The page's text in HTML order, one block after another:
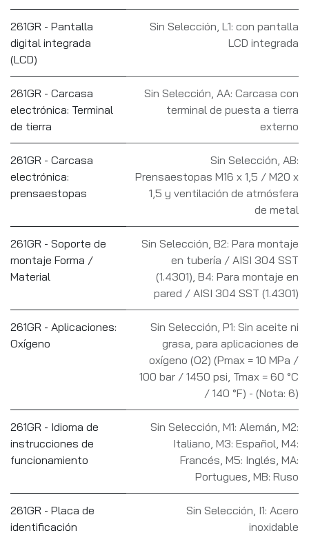
261GR - Pantalla
digital integrada
(LCD)
Sin Selección L1: con pantalla
LCD integrada
261GR - Carcasa
electrónica: Terminal
de tierra
Sin Selección AA: Carcasa con
terminal de puesta a tierra
externo
261GR - Carcasa
electrónica:
prensaestopas
Sin Selección AB:
Prensaestopas M16 x 1,5 / M20 x
1,5 y ventilación de atmósfera
de metal
261GR - Soporte de
montaje Forma /
Material
Sin Selección B2: Para montaje
en tubería / AISI 304 SST
(1.4301) B4: Para montaje en
pared / AISI 304 SST (1.4301)
261GR - Aplicaciones:
Oxígeno
Sin Selección P1: Sin aceite ni
grasa, para aplicaciones de
oxígeno (O2) (Pmax = 10 MPa /
100 bar / 1450 psi, Tmax = 60 °C
/ 140 °F) - (Nota: 6)
261GR - Idioma de
instrucciones de
funcionamiento
Sin Selección M1: Alemán M2:
Italiano M3: Español M4:
Francés M5: Inglés MA:
Portugues MB: Ruso
261GR - Placa de
identificación
Sin Selección I1: Acero
inoxidable